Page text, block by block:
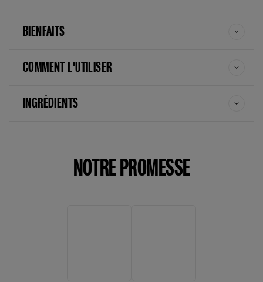
BIENFAITS
COMMENT L'UTILISER
INGRÉDIENTS
NOTRE PROMESSE